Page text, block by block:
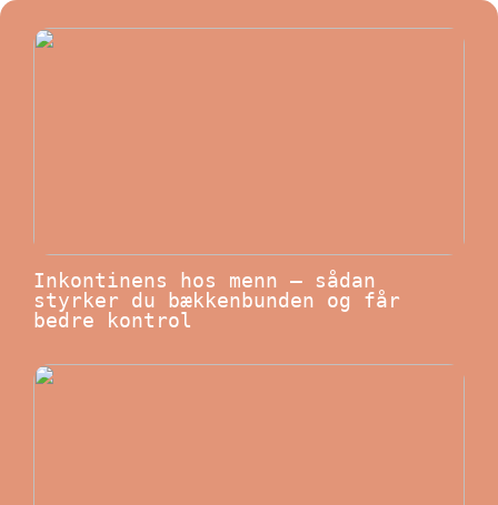
Inkontinens hos menn – sådan
styrker du bækkenbunden og får
bedre kontrol